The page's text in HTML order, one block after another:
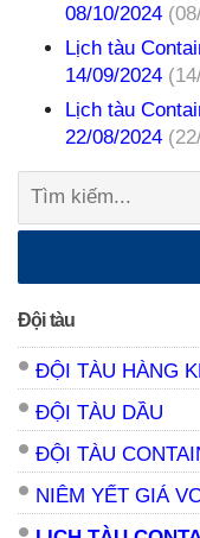
08/10/2024
Lịch tàu
14/09/2024
Lịch tàu
22/08/2024
Tìm
Đội tàu
ĐỘI TÀU HÀNG
ĐỘI TÀU DẦU
ĐỘI TÀU
NIÊM YẾT GIÁ